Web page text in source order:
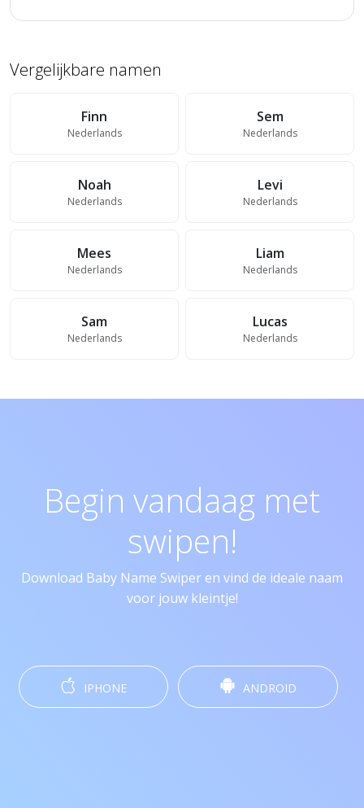
Vergelijkbare namen
Finn
Nederlands
Sem
Nederlands
Noah
Nederlands
Levi
Nederlands
Mees
Nederlands
Liam
Nederlands
Sam
Nederlands
Lucas
Nederlands
Begin vandaag met
swipen!
Download Baby Name Swiper en vind de ideale naam
voor jouw kleintje!
IPHONE ANDROID